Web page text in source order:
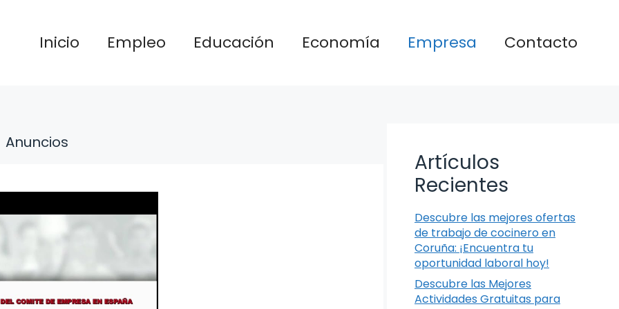
Inicio Empleo Educación Economía Empresa Contacto
Anuncios
Artículos
Recientes
Descubre las mejores ofertas
de trabajo de cocinero en
Coruña: ¡Encuentra tu
oportunidad laboral hoy!
Descubre las Mejores
Actividades Gratuitas para